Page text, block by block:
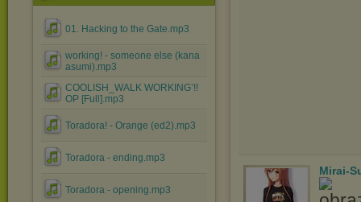
01. Hacking to the Gate.mp3
working! - someone else (kana
asumi).mp3
COOLISH_WALK WORKING’!!
OP [Full].mp3
Toradora! - Orange (ed2).mp3
Toradora - ending.mp3
Toradora - opening.mp3
Mirai-